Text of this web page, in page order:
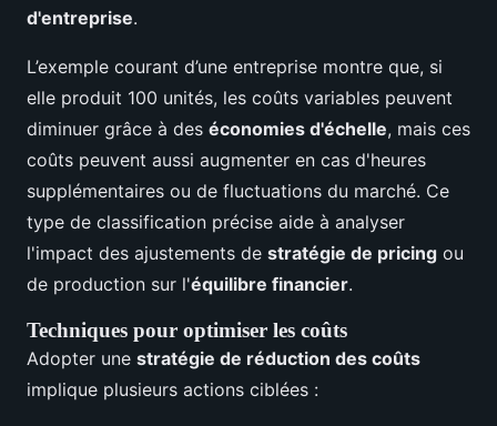
d'entreprise.
L’exemple courant d’une entreprise montre que, si
elle produit 100 unités, les coûts variables peuvent
diminuer grâce à des économies d'échelle, mais ces
coûts peuvent aussi augmenter en cas d'heures
supplémentaires ou de fluctuations du marché. Ce
type de classification précise aide à analyser
l'impact des ajustements de stratégie de pricing ou
de production sur l'équilibre financier.
Techniques pour optimiser les coûts
Adopter une stratégie de réduction des coûts
implique plusieurs actions ciblées :